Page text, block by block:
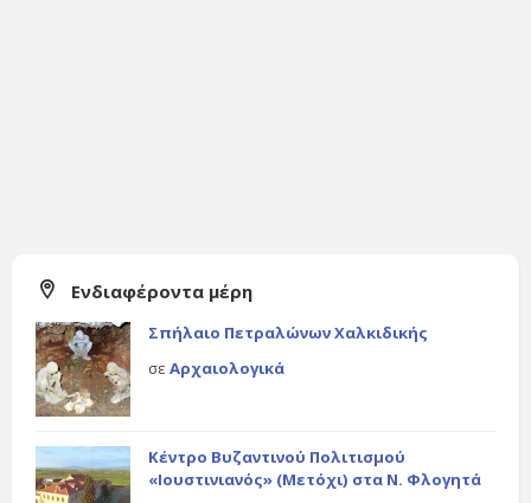
Ενδιαφέροντα μέρη
Σπήλαιο Πετραλώνων Χαλκιδικής
σε Αρχαιολογικά
Κέντρο Βυζαντινού Πολιτισμού
«Ιουστινιανός» (Μετόχι) στα Ν. Φλογητά